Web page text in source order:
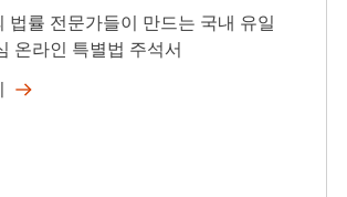
법률 전문가들이 만드는 국내 유일
온라인 특별법 주석서